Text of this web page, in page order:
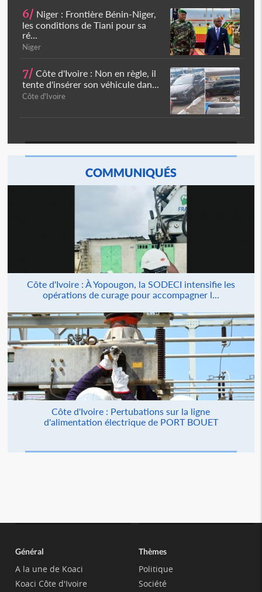
6/ Niger : Frontière Bénin-Niger,
les conditions de Tiani pour sa
ré...
Niger
7/ Côte d'Ivoire : Non en règle, il
tente d'insérer son véhicule dan...
Côte d'Ivoire
COMMUNIQUÉS
Côte d'Ivoire : À Yopougon, la SODECI intensifie les
opérations de curage pour accompagner l...
Côte d'Ivoire : Pertubations sur la ligne
d'alimentation électrique de PORT BOUET
Général
A la une de Koaci
Koaci Côte d'Ivoire
Thèmes
Politique
Société